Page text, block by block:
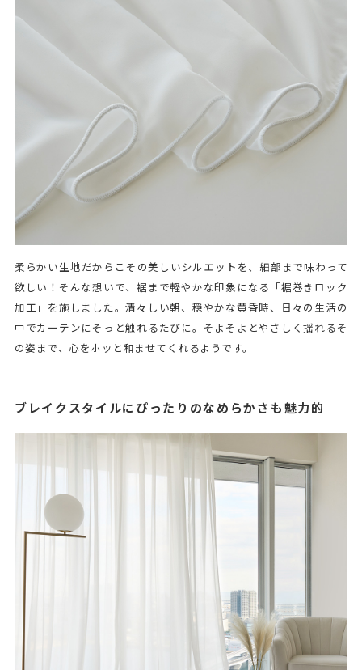
柔らかい生地だからこその美しいシルエットを、細部まで味わって
欲しい！そんな想いで、裾まで軽やかな印象になる「裾巻きロック
加工」を施しました。清々しい朝、穏やかな黄昏時、日々の生活の
中でカーテンにそっと触れるたびに。そよそよとやさしく揺れるそ
の姿まで、心をホッと和ませてくれるようです。
ブレイクスタイルにぴったりのなめらかさも魅力的